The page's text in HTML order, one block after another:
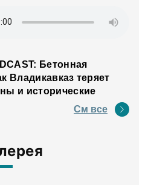
Бетонная
Владикавказ теряет
и исторические
См все